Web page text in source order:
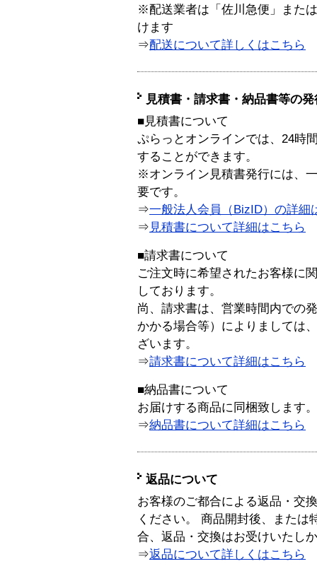
※配送業者は「佐川急便」また
けます
⇒配送について詳しくはこちら
見積書・請求書・納品書等の
■見積書について
ぷらっとオンラインでは、24時
することができます。
※オンライン見積書発行には、
要です。
⇒一般法人会員（BizID）の詳細
⇒ 見積書について詳細はこちら
■請求書について
ご注文時に希望されたお客様に
しております。
尚、請求書は、営業時間内での
かかる場合等）によりましては
ざいます。
⇒請求書について詳細はこちら
■納品書について
お届けする商品に同梱致します。
⇒納品書について詳細はこちら
返品について
お客様のご都合による返品・交
ください。 商品開封後、または
合、返品・交換はお受けいたし
⇒返品について詳しくはこちら